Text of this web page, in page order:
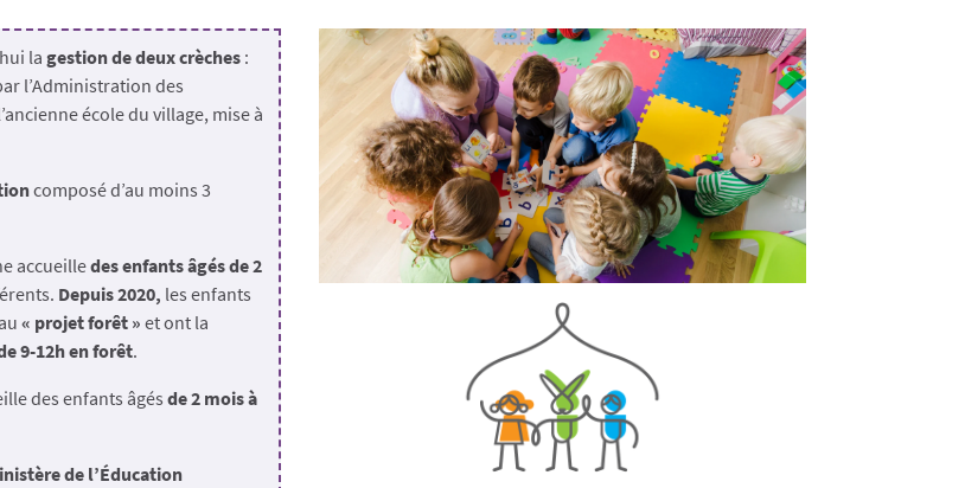
lagestion de deux crèches :
l’Administration des
école du village, mise à
composé d’au moins 3
accueilledes enfants âgés de 2
Depuis 2020, les enfants
« projet forêt » et ont la
9-12h en forêt.
des enfants âgésde 2 mois à
de l’Éducation